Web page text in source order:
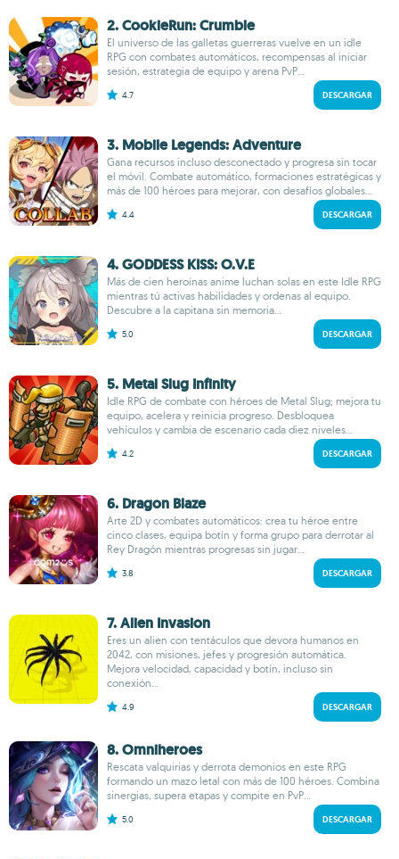
2. CookieRun: Crumble
El universo de las galletas guerreras vuelve en un idle
RPG con combates automáticos, recompensas al iniciar
sesión, estrategia de equipo y arena PvP...
4.7 DESCARGAR
3. Mobile Legends: Adventure
Gana recursos incluso desconectado y progresa sin tocar
el móvil. Combate automático, formaciones estratégicas y
más de 100 héroes para mejorar, con desafíos globales...
4.4 DESCARGAR
4. GODDESS KISS: O.V.E
Más de cien heroínas anime luchan solas en este Idle RPG
mientras tú activas habilidades y ordenas al equipo.
Descubre a la capitana sin memoria...
5.0 DESCARGAR
5. Metal Slug Infinity
Idle RPG de combate con héroes de Metal Slug; mejora tu
equipo, acelera y reinicia progreso. Desbloquea
vehículos y cambia de escenario cada diez niveles...
4.2 DESCARGAR
6. Dragon Blaze
Arte 2D y combates automáticos: crea tu héroe entre
cinco clases, equipa botín y forma grupo para derrotar al
Rey Dragón mientras progresas sin jugar...
3.8 DESCARGAR
7. Alien Invasion
Eres un alien con tentáculos que devora humanos en
2042, con misiones, jefes y progresión automática.
Mejora velocidad, capacidad y botín, incluso sin
conexión...
4.9 DESCARGAR
8. Omniheroes
Rescata valquirias y derrota demonios en este RPG
formando un mazo letal con más de 100 héroes. Combina
sinergias, supera etapas y compite en PvP...
5.0 DESCARGAR